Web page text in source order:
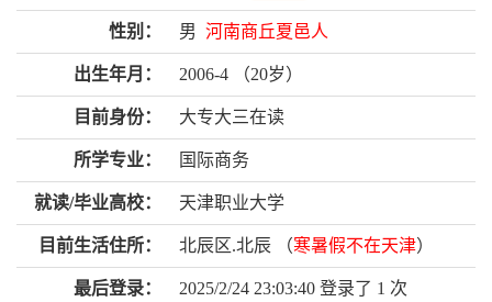
性别： 男 河南商丘夏邑人
出生年月： 2006-4 （20岁）
目前身份： 大专大三在读
所学专业： 国际商务
就读/毕业高校： 天津职业大学
目前生活住所： 北辰区.北辰 （寒暑假不在天津）
最后登录： 2025/2/24 23:03:40 登录了 1 次